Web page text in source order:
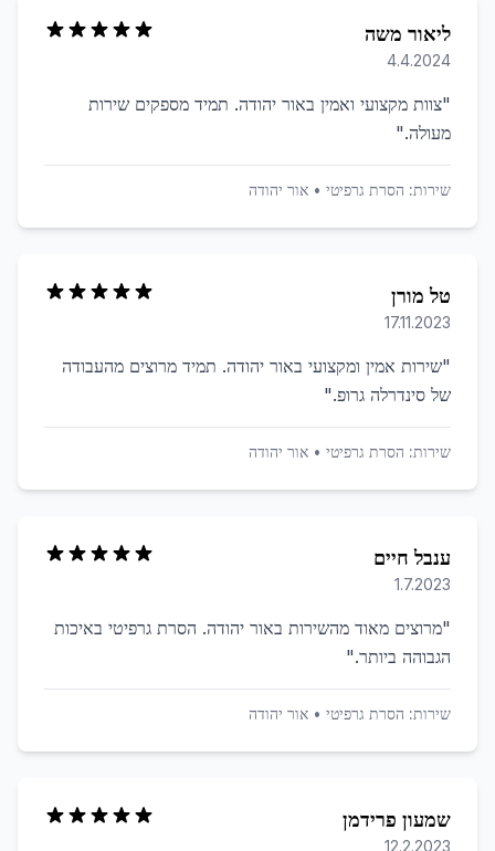
ליאור משה
4.4.2024
"צוות מקצועי ואמין באור יהודה. תמיד מספקים שירות
מעולה."
שירות: הסרת גרפיטי • אור יהודה
טל מורן
17.11.2023
"שירות אמין ומקצועי באור יהודה. תמיד מרוצים מהעבודה
של סינדרלה גרופ."
שירות: הסרת גרפיטי • אור יהודה
ענבל חיים
1.7.2023
"מרוצים מאוד מהשירות באור יהודה. הסרת גרפיטי באיכות
הגבוהה ביותר."
שירות: הסרת גרפיטי • אור יהודה
שמעון פרידמן
12.2.2023